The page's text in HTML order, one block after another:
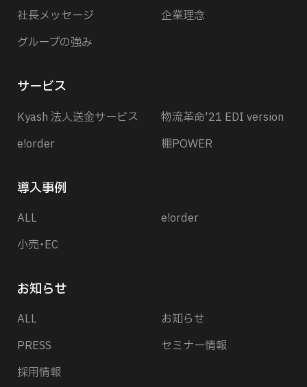
社長メッセージ
企業理念
グループの強み
サービス
Kyash 法人送金サービス
物流革命'21 EDI version
e!order
棚POWER
導入事例
ALL
e!order
小売・EC
お知らせ
ALL
お知らせ
PRESS
セミナー情報
採用情報